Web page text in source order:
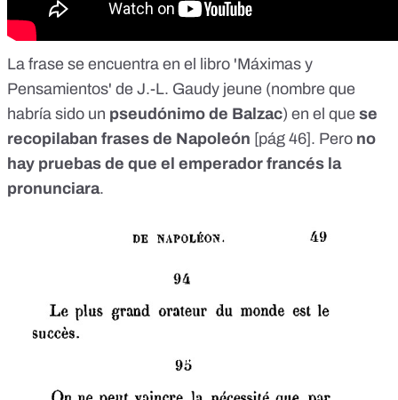
La frase se encuentra en el libro 'Máximas y
Pensamientos' de J.-L. Gaudy jeune (nombre que
habría sido un pseudónimo de Balzac) en el que se
recopilaban frases de Napoleón [pág 46]. Pero no
hay pruebas de que el emperador francés la
pronunciara.